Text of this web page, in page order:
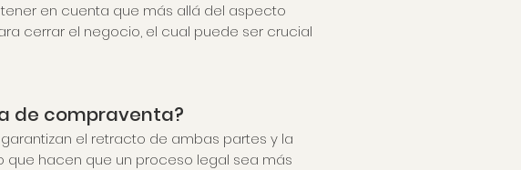
en cuenta que más allá del aspecto
cerrar el negocio, el cual puede ser crucial
de compraventa?
el retracto de ambas partes y la
hacen que un proceso legal sea más